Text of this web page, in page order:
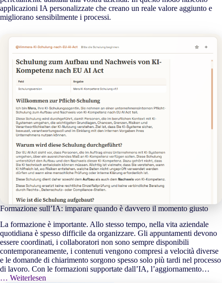
applicazioni IA personalizzate che creano un reale valore aggiunto e
migliorano sensibilmente i processi.
Formazione sull’IA: imparare quando è davvero il momento giusto
La formazione è importante. Allo stesso tempo, nella vita aziendale
quotidiana è spesso difficile da organizzare. Gli appuntamenti devono
essere coordinati, i collaboratori non sono sempre disponibili
contemporaneamente, i contenuti vengono compresi a velocità diverse
e le domande di chiarimento sorgono spesso solo più tardi nel processo
di lavoro. Con le formazioni supportate dall’IA, l’aggiornamento…
… Weiterlesen